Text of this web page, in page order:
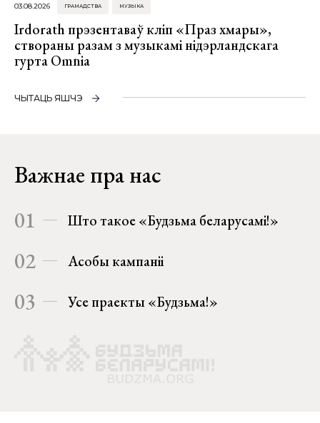
03.08.2026 ГРАМАДСТВА МУЗЫКА
Irdorath прэзентаваў кліп «Праз хмары»,
створаны разам з музыкамі нідэрландскага
гурта Omnia
ЧЫТАЦЬ ЯШЧЭ
Важнае пра нас
01 Што такое «Будзьма беларусамі!»
02 Асобы кампаніі
03 Усе праекты «Будзьма!»